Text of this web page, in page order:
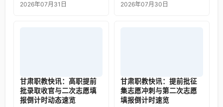
2026年07月31日 2026年07月30日
甘肃职教快讯：高职提前
批录取收官与二次志愿填
报倒计时动态速览
甘肃职教快讯：提前批征
集志愿冲刺与第二次志愿
填报倒计时速览